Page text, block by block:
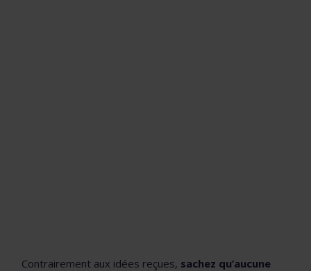
Contrairement aux idées reçues, sachez qu’aucune